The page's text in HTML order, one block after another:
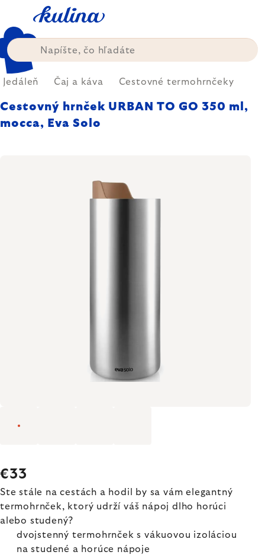
obsah
Jedáleň Čaj a káva Cestovné termohrnčeky
Cestovný hrnček URBAN TO GO 350 ml,
mocca, Eva Solo
€33
Ste stále na cestách a hodil by sa vám elegantný
termohrnček, ktorý udrží váš nápoj dlho horúci
alebo studený?
dvojstenný termohrnček s vákuovou izoláciou
na studené a horúce nápoje